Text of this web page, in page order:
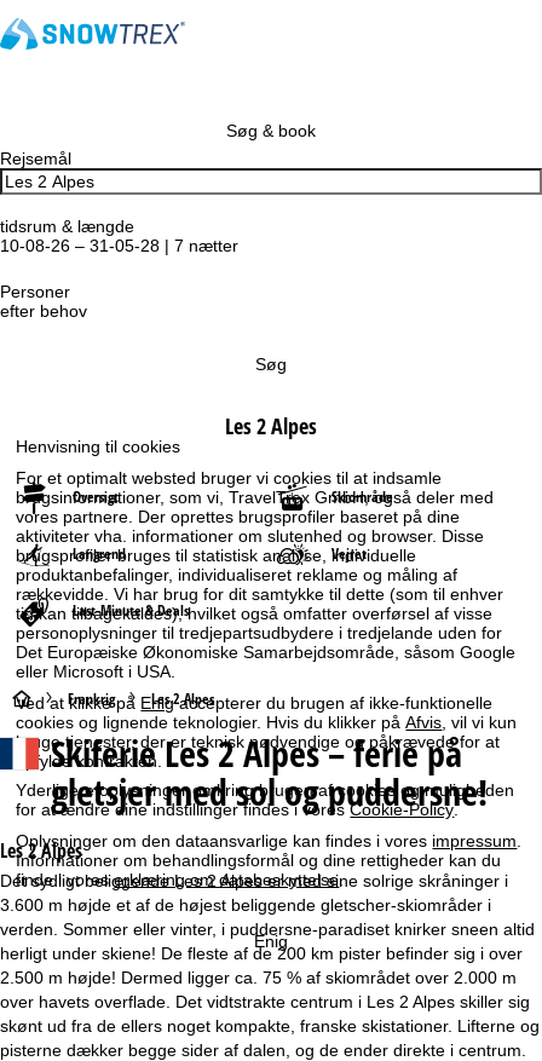
Henvisning til cookies
For et optimalt websted bruger vi cookies til at indsamle
brugsinformationer, som vi, TravelTrex GmbH, også deler med
vores partnere. Der oprettes brugsprofiler baseret på dine
aktiviteter vha. informationer om slutenhed og browser. Disse
brugsprofiler bruges til statistisk analyse, individuelle
produktanbefalinger, individualiseret reklame og måling af
rækkevidde. Vi har brug for dit samtykke til dette (som til enhver
tid kan tilbagekaldes), hvilket også omfatter overførsel af visse
personoplysninger til tredjepartsudbydere i tredjelande uden for
Det Europæiske Økonomiske Samarbejdsområde, såsom Google
eller Microsoft i USA.
Ved at klikke på Enigaccepterer du brugen af ikke-funktionelle
cookies og lignende teknologier. Hvis du klikker påAfvis , vil vi kun
bruge tjenester, der er teknisk nødvendige og påkrævede for at
opfylde kontrakten.
Yderligere oplysninger omkring brugen af cookies og muligheden
for at ændre dine indstillinger findes i voresCookie-Policy.
Oplysninger om den dataansvarlige kan findes i vores impressum
Informationer om behandlingsformål og dine rettigheder kan du
finde i voreserklæring om databeskyttelse.
Enig
Søg & book
Rejsemål
tidsrum & længde
10-08-26 – 31-05-28 | 7 nætter
Personer
efter behov
Søg
Les 2 Alpes
Oversigt Skiområde
Langrend Vejret
Last-Minute & Deals
S
t
a
r
t
s
i
d
Frankrig Les 2 Alpes
SkiferieLes 2 Alpes – ferie på
gletsjer med sol og puddersne!
Les 2 Alpes
Det sydligt beliggende Les 2 Alpes er med sine solrige skråninger i
3.600 m højde et af de højest beliggende gletscher-skiområder i
verden. Sommer eller vinter, i puddersne-paradiset knirker sneen altid
herligt under skiene! De fleste af de 200 km pister befinder sig i over
2.500 m højde! Dermed ligger ca. 75 % af skiområdet over 2.000 m
over havets overflade. Det vidtstrakte centrum i Les 2 Alpes skiller sig
skønt ud fra de ellers noget kompakte, franske skistationer. Lifterne og
pisterne dækker begge sider af dalen, og de ender direkte i centrum.